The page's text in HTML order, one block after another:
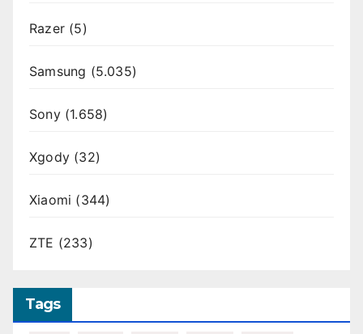
Razer (5)
Samsung (5.035)
Sony(1.658)
Xgody (32)
Xiaomi (344)
ZTE (233)
Tags